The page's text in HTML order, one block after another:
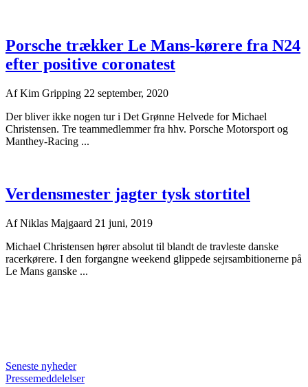
Porsche trækker Le Mans-kørere fra N24
efter positive coronatest
AfKim Gripping 22 september, 2020
Der bliver ikke nogen tur i Det Grønne Helvede for Michael
Christensen. Tre teammedlemmer fra hhv. Porsche Motorsport og
Manthey-Racing ...
Verdensmester jagter tysk stortitel
AfNiklas Majgaard 21 juni, 2019
Michael Christensen hører absolut til blandt de travleste danske
racerkørere. I den forgangne weekend glippede sejrsambitionerne på
Le Mans ganske ...
Seneste nyheder
Pressemeddelelser